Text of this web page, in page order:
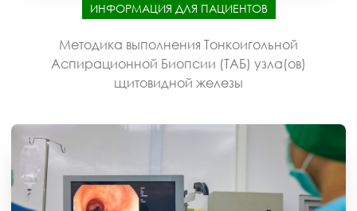
ИНФОРМАЦИЯ ДЛЯ ПАЦИЕНТОВ
Методика выполнения Тонкоигольной
Аспирационной Биопсии (ТАБ) узла(ов)
щитовидной железы